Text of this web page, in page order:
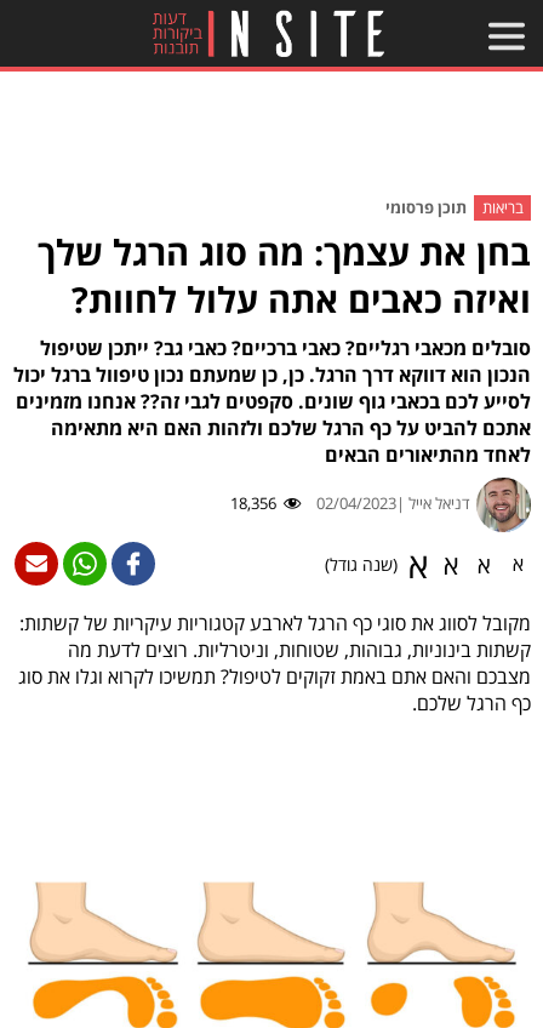
בריאות תוכן פרסומי
בחן את עצמך: מה סוג הרגל שלך
ואיזה כאבים אתה עלול לחוות?
סובלים מכאבי רגליים? כאבי ברכיים? כאבי גב? ייתכן שטיפול
הנכון הוא דווקא דרך הרגל. כן, כן שמעתם נכון טיפוול ברגל יכול
לסייע לכם בכאבי גוף שונים. סקפטים לגבי זה?? אנחנו מזמינים
אתכם להביט על כף הרגל שלכם ולזהות האם היא מתאימה
לאחד מהתיאורים הבאים
דניאל אייל |02/04/2023
18,356
א א א א (שנה גודל)
מקובל לסווג את סוגי כף הרגל לארבע קטגוריות עיקריות של קשתות:
קשתות בינוניות, גבוהות, שטוחות, וניטרליות. רוצים לדעת מה
מצבכם והאם אתם באמת זקוקים לטיפול? תמשיכו לקרוא וגלו את סוג
כף הרגל שלכם.